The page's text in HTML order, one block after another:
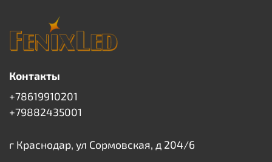
Контакты
+78619910201
+79882435001
г Краснодар, ул Сормовская, д 204/6